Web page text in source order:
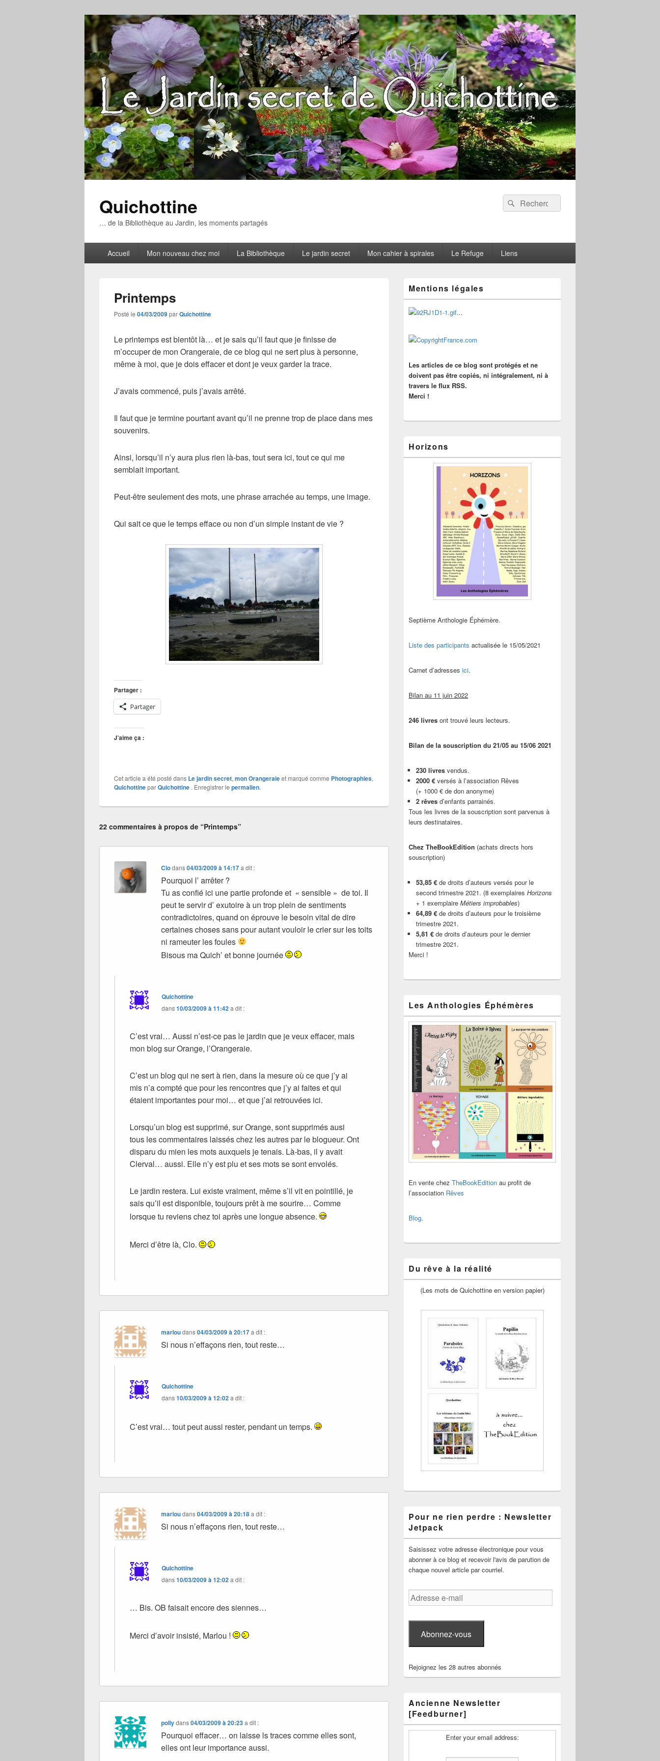
Quichottine
… de la Bibliothèque au Jardin, les moments partagés
Recherche :
Rechercher
principalAccueil Mon nouveau chez moi La Bibliothèque Le jardin secret Mon cahier à spirales Le Refuge Liens
Printemps
Posté le 04/03/2009parQuichottine
Le printemps est bientôt là… et je sais qu’il faut que je finisse de
m’occuper de mon Orangeraie, de ce blog qui ne sert plus à personne,
même à moi, que je dois effacer et dont je veux garder la trace.
J’avais commencé, puis j’avais arrêté.
Il faut que je termine pourtant avant qu’il ne prenne trop de place dans mes
souvenirs.
Ainsi, lorsqu’il n’y aura plus rien là-bas, tout sera ici, tout ce qui me
semblait important.
Peut-être seulement des mots, une phrase arrachée au temps, une image.
Qui sait ce que le temps efface ou non d’un simple instant de vie ?
Partager :
Partager
J’aime ça :
Cet article a été posté dans Le jardin secret, mon Orangeraieet marqué comme Photographies,
QuichottineparQuichottine . Enregistrer le permalien.
22 commentaires à propos de “Printemps”
Clodans04/03/2009 à 14:17a dit :
Pourquoi l’ arrêter ?
Tu as confié ici une partie profonde et « sensible » de toi. Il
peut te servir d’ exutoire à un trop plein de sentiments
contradictoires, quand on éprouve le besoin vital de dire
certaines choses sans pour autant vouloir le crier sur les toits
ni rameuter les foules
Bisous ma Quich’ et bonne journée
Quichottine
dans10/03/2009 à 11:42a dit :
C’est vrai… Aussi n’est-ce pas le jardin que je veux effacer, mais
mon blog sur Orange, l’Orangeraie.
C’est un blog qui ne sert à rien, dans la mesure où ce que j’y ai
mis n’a compté que pour les rencontres que j’y ai faites et qui
étaient importantes pour moi… et que j’ai retrouvées ici.
Lorsqu’un blog est supprimé, sur Orange, sont supprimés ausi
tous les commentaires laissés chez les autres par le blogueur. Ont
disparu du mien les mots auxquels je tenais. Là-bas, il y avait
Clerval… aussi. Elle n’y est plu et ses mots se sont envolés.
Le jardin restera. Lui existe vraiment, même s’il vit en pointillé, je
sais qu’il est disponible, toujours prêt à me sourire… Comme
lorsque tu reviens chez toi après une longue absence.
Merci d’être là, Clo.
marloudans04/03/2009 à 20:17a dit :
Si nous n’effaçons rien, tout reste…
Quichottine
dans10/03/2009 à 12:02a dit :
C’est vrai… tout peut aussi rester, pendant un temps.
marloudans04/03/2009 à 20:18a dit :
Si nous n’effaçons rien, tout reste…
Quichottine
dans10/03/2009 à 12:02a dit :
… Bis. OB faisait encore des siennes…
Merci d’avoir insisté, Marlou !
pollydans04/03/2009 à 20:23a dit :
Pourquoi effacer… on laisse ls traces comme elles sont,
elles ont leur importance aussi.
principale
de
widget
pour
barre
latérale
Mentions légales
...
Les articles de ce blog sont protégés et ne
doivent pas être copiés, ni intégralement, ni à
travers le flux RSS.
Merci !
Horizons
Septième Anthologie Éphémère.
Liste des participants actualisée le 15/05/2021
Carnet d’adresses ici.
Bilan au 11 juin 2022
246 livres ont trouvé leurs lecteurs.
Bilan de la souscription du 21/05 au 15/06 2021
230 livres vendus.
2000 € versés à l’association Rêves
(+ 1000 € de don anonyme)
2 rêves d’enfants parrainés.
Tous les livres de la souscription sont parvenus à
leurs destinataires.
Chez TheBookEdition (achats directs hors
souscription)
53,85 € de droits d’auteurs versés pour le
second trimestre 2021. (8 exemplaires Horizons
+ 1 exemplaire Métiers improbables)
64,89 € de droits d’auteurs pour le troisième
trimestre 2021.
5,81 € de droits d’auteurs pour le dernier
trimestre 2021.
Merci !
Les Anthologies Éphémères
En vente chez TheBookEdition au profit de
l’association Rêves
Blog.
Du rêve à la réalité
(Les mots de Quichottine en version papier)
Pour ne rien perdre : Newsletter
Jetpack
Saisissez votre adresse électronique pour vous
abonner à ce blog et recevoir l'avis de parution de
chaque nouvel article par courriel.
Adresse
e-
Abonnez-vous
Rejoignez les 28 autres abonnés
Ancienne Newsletter
[Feedburner]
Enter your email address: